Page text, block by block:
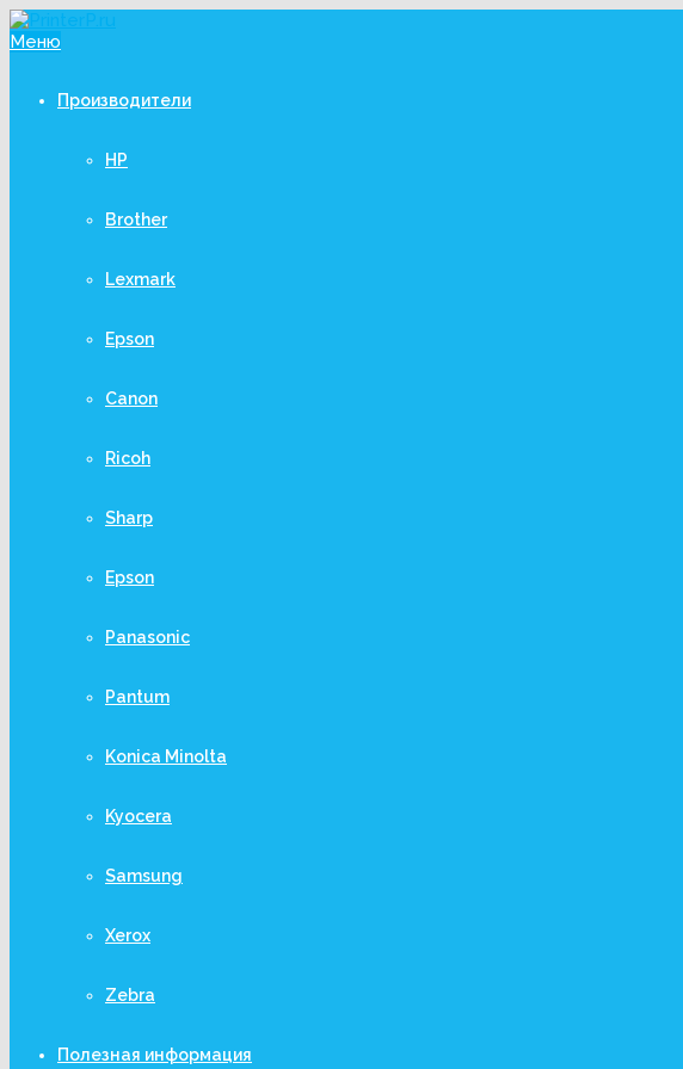
Меню
Производители
HP
Brother
Lexmark
Epson
Canon
Ricoh
Sharp
Epson
Panasonic
Pantum
Konica Minolta
Kyocera
Samsung
Xerox
Zebra
Полезная информация